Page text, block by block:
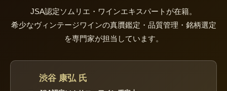
JSA認定ソムリエ・ワインエキスパートが在籍。
希少なヴィンテージワインの真贋鑑定・品質管理・銘柄選定
を専門家が担当しています。
渋谷 康弘 氏